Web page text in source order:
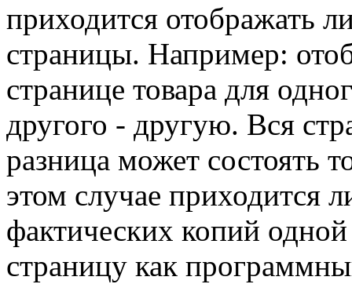
приходится отображать
страницы. Например:
странице товара для
другого - другую. Вся
разница может состоять
этом случае приходится
фактических копий
страницу как